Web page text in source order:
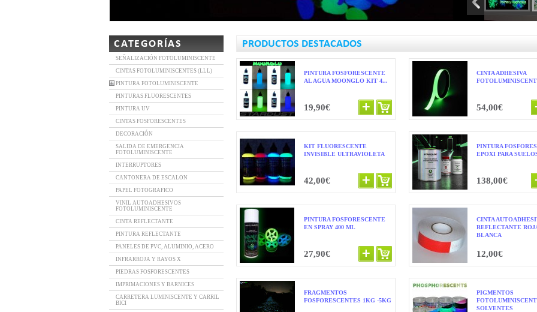
CATEGORÍAS
SEÑALIZACIÓN FOTOLUMINISCENTE
CINTAS FOTOLUMINISCENTES (LLL)
PINTURA FOTOLUMINISCENTE
PINTURAS FLUORESCENTES
PINTURA UV
CINTAS FOSFORESCENTES
DECORACIÓN
SALIDA DE EMERGENCIA
FOTOLUMINISCENTE
INTERRUPTORES
CANTONERA DE ESCALON
PAPEL FOTOGRAFICO
VINIL AUTOADHESIVOS
FOTOLUMINISCENTE
CINTA REFLECTANTE
PINTURA REFLECTANTE
PANELES DE PVC, ALUMINIO, ACERO
INFRARROJA Y RAYOS X
PIEDRAS FOSFORESCENTES
IMPRIMACIONES Y BARNICES
CARRETERA LUMINISCENTE Y CARRIL
BICI
PRODUCTOS DESTACADOS
PINTURA FOSFORESCENTE
AL AGUA MOONGLO KIT 4...
19,90€
CINTA ADHESIVA
54,00€
KIT FLUORESCENTE
INVISIBLE ULTRAVIOLETA
42,00€
PINTURA
EPOXI PARA
138,00€
PINTURA FOSFORESCENTE
EN SPRAY 400 ML
27,90€
CINTA
REFLECTANTE
BLANCA
12,00€
FRAGMENTOS
FOSFORESCENTES 1KG -5KG
PIGMENTOS
SOLVENTES